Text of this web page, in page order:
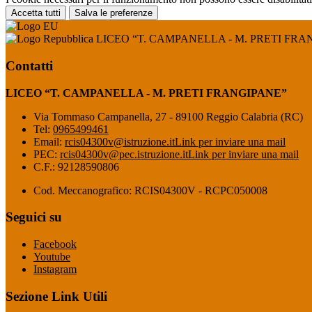
Accetta tutti Salva le preferenze
LICEO “T. CAMPANELLA - M. PRETI
Contatti
LICEO “T. CAMPANELLA - M. PRETI FRANGIPANE”
Via Tommaso Campanella, 27 - 89100 Reggio Calabria (RC)
Tel: 0965499461
Email: rcis04300v@istruzione.itLink per inviare una mail
PEC: rcis04300v@pec.istruzione.itLink per inviare una mail
C.F.: 92128590806
Cod. Meccanografico: RCIS04300V - RCPC050008
Seguici su
Facebook
Youtube
Instagram
Sezione Link Utili